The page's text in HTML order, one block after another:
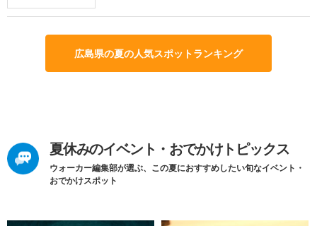
広島県の夏の人気スポットランキング
夏休みのイベント・おでかけトピックス
ウォーカー編集部が選ぶ、この夏におすすめしたい旬なイベント・
おでかけスポット